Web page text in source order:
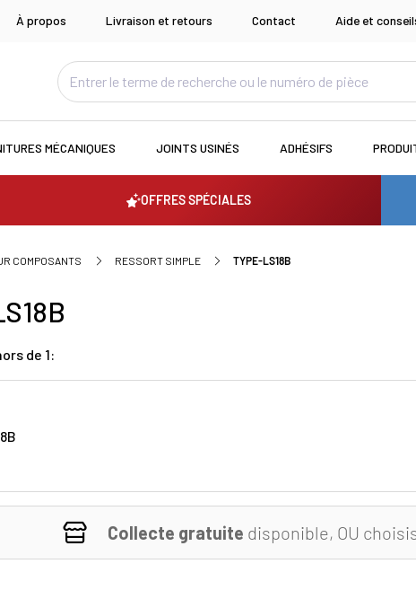
À propos Livraison et retours Contact Aide et
MÉCANIQUES JOINTS USINÉS ADHÉSIFS
OFFRES SPÉCIALES
COMPOSANTS RESSORT SIMPLE TYPE-LS18B
de 1:
Collecte gratuite disponible, OU